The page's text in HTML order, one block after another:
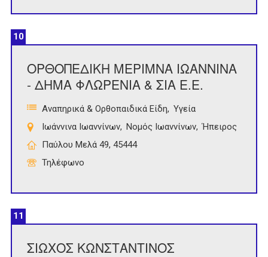
10
ΟΡΘΟΠΕΔΙΚΗ ΜΕΡΙΜΝΑ ΙΩΑΝΝΙΝΑ
- ΔΗΜΑ ΦΛΩΡΕΝΙΑ & ΣΙΑ Ε.Ε.
Αναπηρικά & Ορθοπαιδικά Είδη
Υγεία
Ιωάννινα Ιωαννίνων
Νομός Ιωαννίνων Ήπειρος
Παύλου Μελά 49, 45444
Τηλέφωνο
11
ΣΙΩΧΟΣ ΚΩΝΣΤΑΝΤΙΝΟΣ